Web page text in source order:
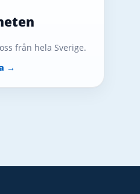
från hela Sverige.
→